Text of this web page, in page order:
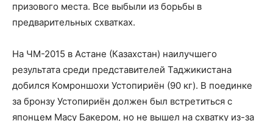
призового места. Все выбыли из борьбы в
предварительных схватках.
На ЧМ-2015 в Астане (Казахстан) наилучшего
результата среди представителей Таджикистана
добился Комроншохи Устопириён (90 кг). В поединке
за бронзу Устопириён должен был встретиться с
японцем Масу Бакером, но не вышел на схватку из-за